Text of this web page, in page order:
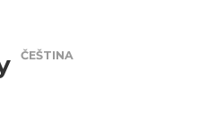
ČEŠTINA